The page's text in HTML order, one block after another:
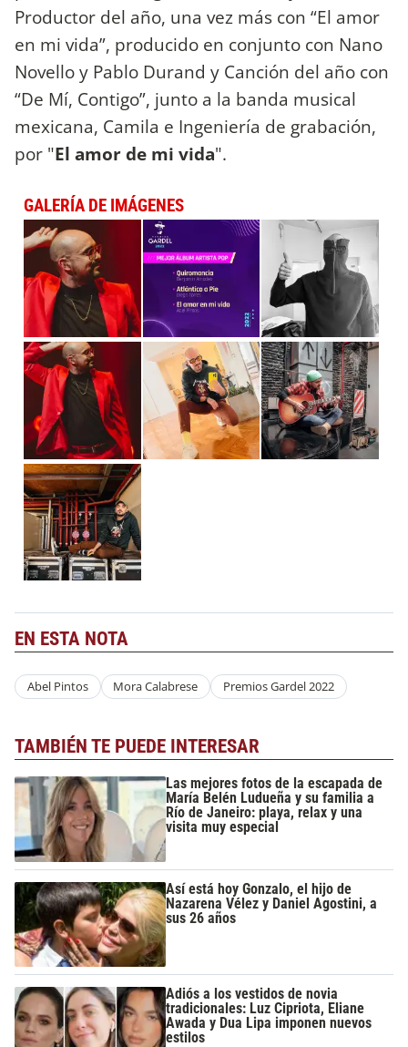
Productor del año, una vez más con “El amor
en mi vida”, producido en conjunto con Nano
Novello y Pablo Durand y Canción del año con
“De Mí, Contigo”, junto a la banda musical
mexicana, Camila e Ingeniería de grabación,
por "El amor de mi vida".
GALERÍA DE IMÁGENES
EN ESTA NOTA
Abel Pintos Mora Calabrese Premios Gardel 2022
TAMBIÉN TE PUEDE INTERESAR
Las mejores fotos de la escapada de
María Belén Ludueña y su familia a
Río de Janeiro: playa, relax y una
visita muy especial
Así está hoy Gonzalo, el hijo de
Nazarena Vélez y Daniel Agostini, a
sus 26 años
Adiós a los vestidos de novia
tradicionales: Luz Cipriota, Eliane
Awada y Dua Lipa imponen nuevos
estilos